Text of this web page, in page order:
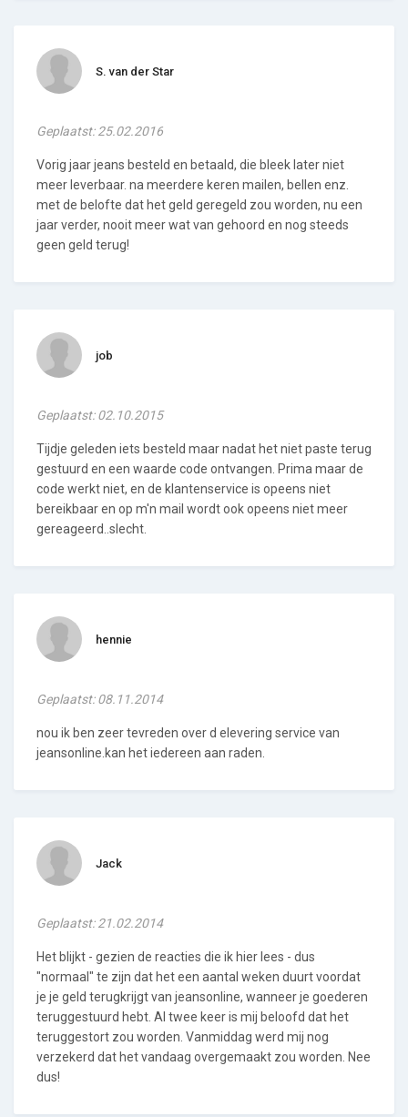
S. van der Star
Geplaatst: 25.02.2016
Vorig jaar jeans besteld en betaald, die bleek later niet
meer leverbaar. na meerdere keren mailen, bellen enz.
met de belofte dat het geld geregeld zou worden, nu een
jaar verder, nooit meer wat van gehoord en nog steeds
geen geld terug!
job
Geplaatst: 02.10.2015
Tijdje geleden iets besteld maar nadat het niet paste terug
gestuurd en een waarde code ontvangen. Prima maar de
code werkt niet, en de klantenservice is opeens niet
bereikbaar en op m'n mail wordt ook opeens niet meer
gereageerd..slecht.
hennie
Geplaatst: 08.11.2014
nou ik ben zeer tevreden over d elevering service van
jeansonline.kan het iedereen aan raden.
Jack
Geplaatst: 21.02.2014
Het blijkt - gezien de reacties die ik hier lees - dus
"normaal" te zijn dat het een aantal weken duurt voordat
je je geld terugkrijgt van jeansonline, wanneer je goederen
teruggestuurd hebt. Al twee keer is mij beloofd dat het
teruggestort zou worden. Vanmiddag werd mij nog
verzekerd dat het vandaag overgemaakt zou worden. Nee
dus!